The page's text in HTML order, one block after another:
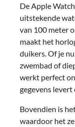
De Apple
uitstekende
van 100 meter
maakt het
duikers. Of je
zwembad of
werkt perfect
gegevens
Bovendien is
waardoor het